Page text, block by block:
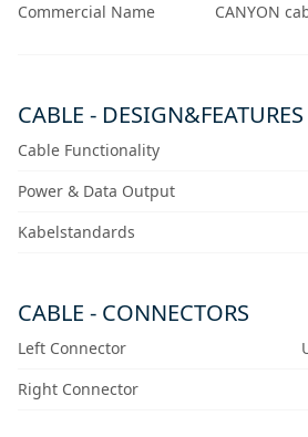
Commercial Name
CANYON
CABLE - DESIGN&FEATURES
Cable Functionality
Power & Data Output
Kabelstandards
CABLE - CONNECTORS
Left Connector
Right Connector